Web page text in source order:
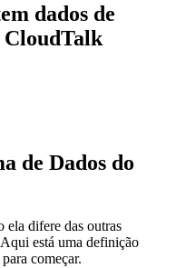
dados de
CloudTalk
de Dados do
ela difere das outras
está uma definição
começar.